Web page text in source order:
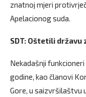
znatnoj mjeri
Apelacionog suda.
SDT: Oštetili državu
Nekadašnji
godine, kao članovi
Gore, u saizvršilaštvu